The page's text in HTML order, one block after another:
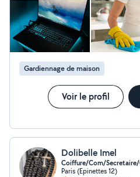
dépannage matériel). Aide administrative : Tri de
documents, classement, aide
ligne ou gestion de vos courriers. Aide au
Entretien courant, ménage
maison. ️ Vigilance résidentielle : Maintenance et
surveillance temporaire de
absences (relevé de courrier,
Pourquoi me choisir ? Économie locale et humaine : En
direct et sans intermédiaire.
indépendant de votre région
et d'une rémunération juste. Tarifs clairs à la prestation :
Pas de mauvaise surprise.
forfaits fixes par prestations.
Gardiennage de maison
Voir le profil
Dolibelle Imel
Coiffure/Com/Secretaire/
Paris (Epinettes 12)